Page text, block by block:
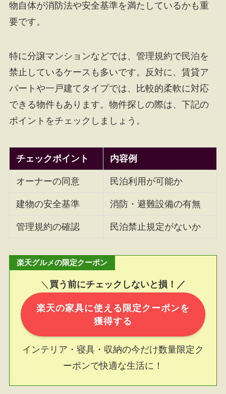
物自体が消防法や安全基準を満たしているかも重
要です。
特に分譲マンションなどでは、管理規約で民泊を
禁止しているケースも多いです。反対に、賃貸ア
パートや一戸建てタイプでは、比較的柔軟に対応
できる物件もあります。物件探しの際は、下記の
ポイントをチェックしましょう。
チェックポイント 内容例
オーナーの同意 民泊利用が可能か
建物の安全基準 消防・避難設備の有無
管理規約の確認 民泊禁止規定がないか
楽天グルメの限定クーポン
＼ 買う前にチェックしないと損！／
楽天の家具に使える限定クーポンを
獲得する
インテリア・寝具・収納の今だけ数量限定ク
ーポンで快適な生活に！